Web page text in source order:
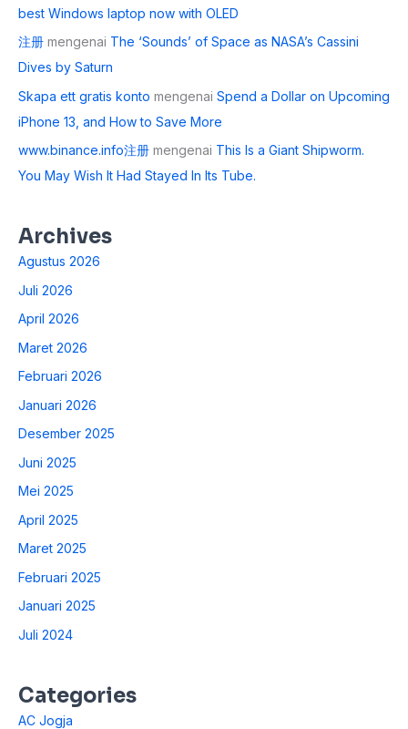
best Windows laptop now with OLED
注册 mengenai The ‘Sounds’ of Space as NASA’s Cassini
Dives by Saturn
Skapa ett gratis konto mengenai Spend a Dollar on Upcoming
iPhone 13, and How to Save More
www.binance.info注册 mengenai This Is a Giant Shipworm.
You May Wish It Had Stayed In Its Tube.
Archives
Agustus 2026
Juli 2026
April 2026
Maret 2026
Februari 2026
Januari 2026
Desember 2025
Juni 2025
Mei 2025
April 2025
Maret 2025
Februari 2025
Januari 2025
Juli 2024
Categories
AC Jogja